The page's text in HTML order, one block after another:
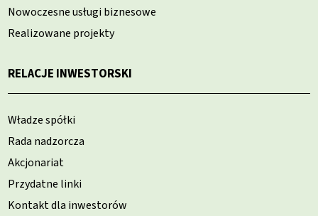
Nowoczesne usługi biznesowe
Realizowane projekty
RELACJE INWESTORSKI
Władze spółki
Rada nadzorcza
Akcjonariat
Przydatne linki
Kontakt dla inwestorów